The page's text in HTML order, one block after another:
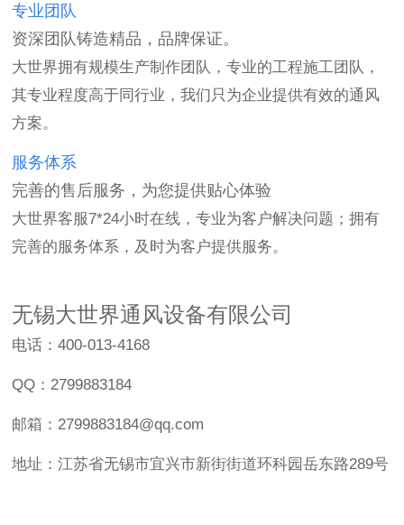
专业团队
资深团队铸造精品，品牌保证。
大世界拥有规模生产制作团队，专业的工程施工团队，
其专业程度高于同行业，我们只为企业提供有效的通风
方案。
服务体系
完善的售后服务，为您提供贴心体验
大世界客服7*24小时在线，专业为客户解决问题；拥有
完善的服务体系，及时为客户提供服务。
无锡大世界通风设备有限公司
电话：400-013-4168
QQ：2799883184
邮箱：2799883184@qq.com
地址：江苏省无锡市宜兴市新街街道环科园岳东路289号